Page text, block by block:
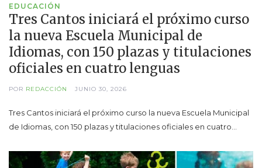
EDUCACIÓN
Tres Cantos iniciará el próximo curso
la nueva Escuela Municipal de
Idiomas, con 150 plazas y titulaciones
oficiales en cuatro lenguas
POR REDACCIÓN JUNIO 30, 2026
Tres Cantos iniciará el próximo curso la nueva Escuela Municipal
de Idiomas, con 150 plazas y titulaciones oficiales en cuatro…